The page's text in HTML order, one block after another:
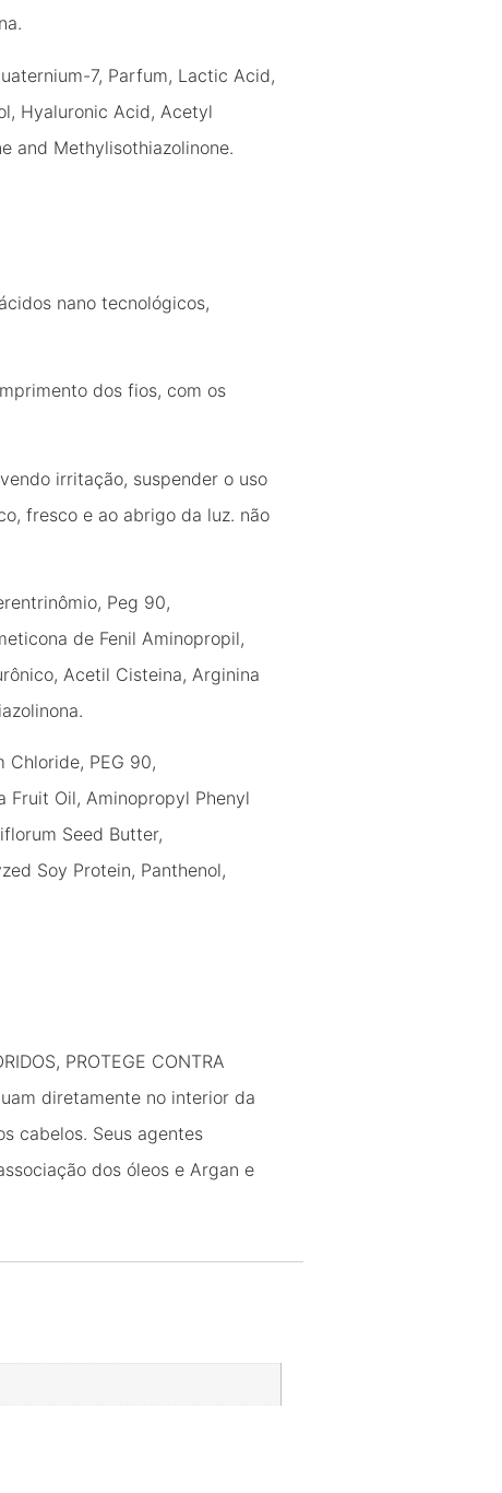
7, Parfum, Lactic Acid,
Hyaluronic Acid, Acetyl
and Methylisothiazolinone.
nano tecnológicos,
dos fios, com os
irritação, suspender o uso
fresco e ao abrigo da luz. não
Peg 90,
de Fenil Aminopropil,
Acetil Cisteina, Arginina
Chloride, PEG 90,
Fruit Oil, Aminopropyl Phenyl
Seed Butter,
Soy Protein, Panthenol,
PROTEGE CONTRA
diretamente no interior da
cabelos. Seus agentes
dos óleos e Argan e